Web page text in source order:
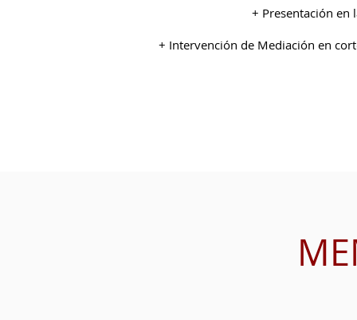
+ Presentación en
+ Intervención de Mediación en